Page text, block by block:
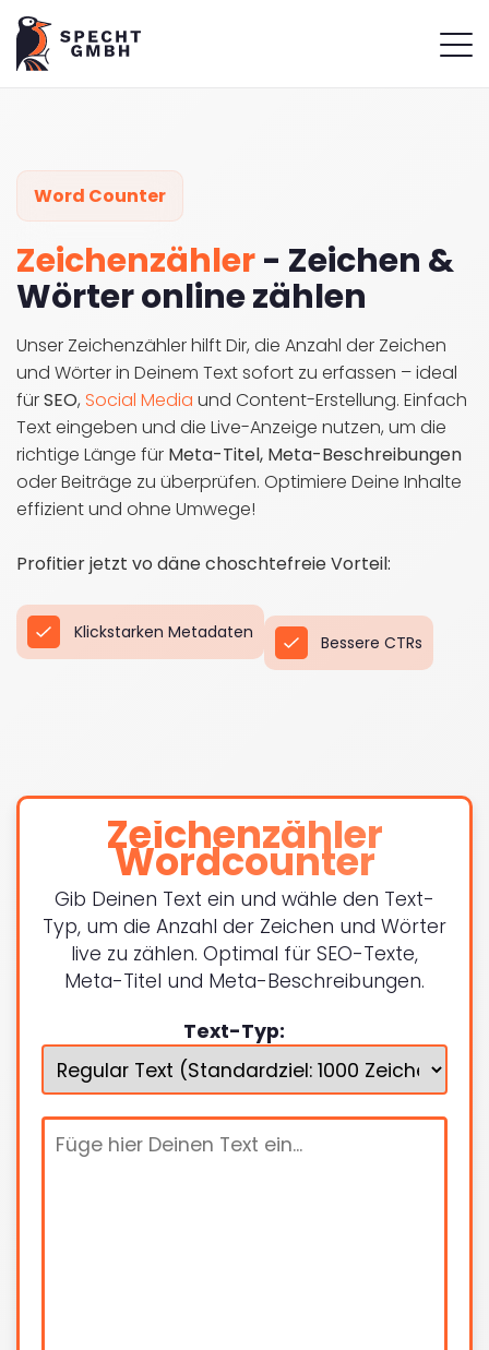
Word Counter
Zeichenzähler- Zeichen &
Wörter online zählen
Unser Zeichenzähler hilft Dir, die Anzahl der Zeichen
und Wörter in Deinem Text sofort zu erfassen – ideal
fürSEO, Social Media und Content-Erstellung. Einfach
Text eingeben und die Live-Anzeige nutzen, um die
richtige Länge für Meta-Titel, Meta-Beschreibungen
oder Beiträge zu überprüfen. Optimiere Deine Inhalte
effizient und ohne Umwege!
Profitier jetzt vo däne choschtefreie Vorteil:
Klickstarken Metadaten Bessere CTRs
Zeichenzähler
Wordcounter
Gib Deinen Text ein und wähle den Text-
Typ, um die Anzahl der Zeichen und Wörter
live zu zählen. Optimal für SEO-Texte,
Meta-Titel und Meta-Beschreibungen.
Text-Typ: